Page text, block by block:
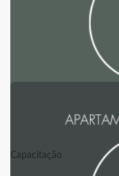
Capacitação